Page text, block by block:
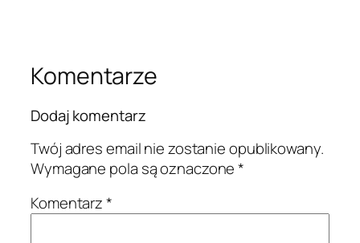
Komentarze
Dodaj komentarz
Twój adres email nie zostanie opublikowany.
Wymagane pola są oznaczone*
Komentarz*